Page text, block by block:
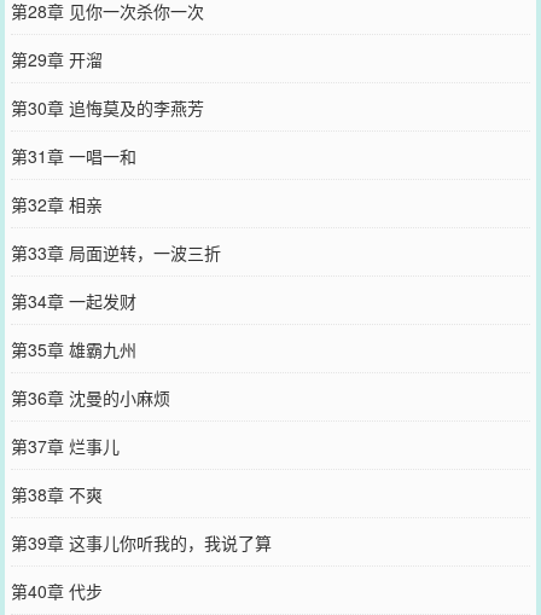
第28章 见你一次杀你一次
第29章 开溜
第30章 追悔莫及的李燕芳
第31章 一唱一和
第32章 相亲
第33章 局面逆转，一波三折
第34章 一起发财
第35章 雄霸九州
第36章 沈曼的小麻烦
第37章 烂事儿
第38章 不爽
第39章 这事儿你听我的，我说了算
第40章 代步